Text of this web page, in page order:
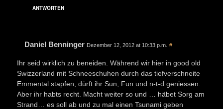
ANTWORTEN
Daniel Benninger Dezember 12, 2012 at 10:33 p.m. #
Ihr seid wirklich zu beneiden. Während wir hier in good old
Swizzerland mit Schneeschuhen durch das tiefverschneite
Emmental stapfen, dürft ihr Sun, Fun und n-t-d geniessen.
Aber ihr habts recht. Macht weiter so und … häbet Sorg am
Strand… es soll ab und zu mal einen Tsunami geben